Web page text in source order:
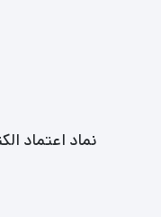
نماد اعتماد